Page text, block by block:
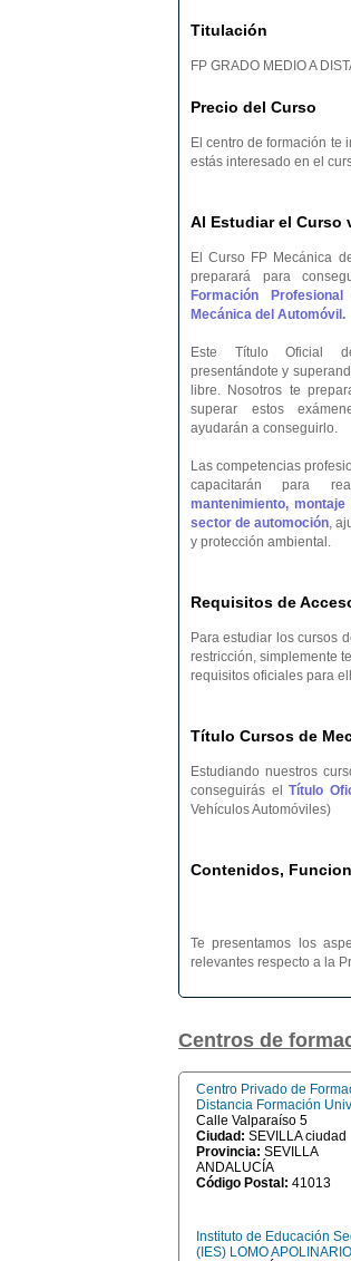
Titulación
FP GRADO MEDIO A
Precio del Curso
El centro de formación te
estás interesado en el
Al Estudiar el Curso
El Curso FP Mecánica
preparará para
Formación
Mecánica del Automóvil.
Este Título Oficial
presentándote y
libre. Nosotros te
superar estos
ayudarán a conseguirlo.
Las competencias
capacitarán para
mantenimiento,
sector de automoción,
y protección ambiental.
Requisitos de
Para estudiar los cursos
restricción, simplemente
requisitos oficiales para
Título Cursos de
Estudiando nuestros
conseguirás elTítulo
Vehículos Automóviles)
Contenidos,
Te presentamos los
relevantes respecto a la
Centros de
Centro Privado de
Distancia Formación
Calle Valparaíso 5
Ciudad: SEVILLA ciudad
Provincia: SEVILLA
ANDALUCÍA
Código Postal: 41013
Instituto de Educación
(IES) LOMO APOLINARIO